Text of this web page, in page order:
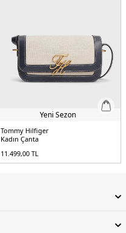
Yeni Sezon
Tommy Hilfiger
Kadın Çanta
11.499,00 TL